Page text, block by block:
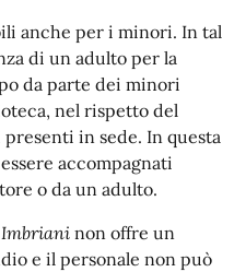
anche per i minori. In tal
di un adulto per la
da parte dei minori
nel rispetto del
in sede. In questa
accompagnati
o da un adulto.
Imbriani non offre un
e il personale non può